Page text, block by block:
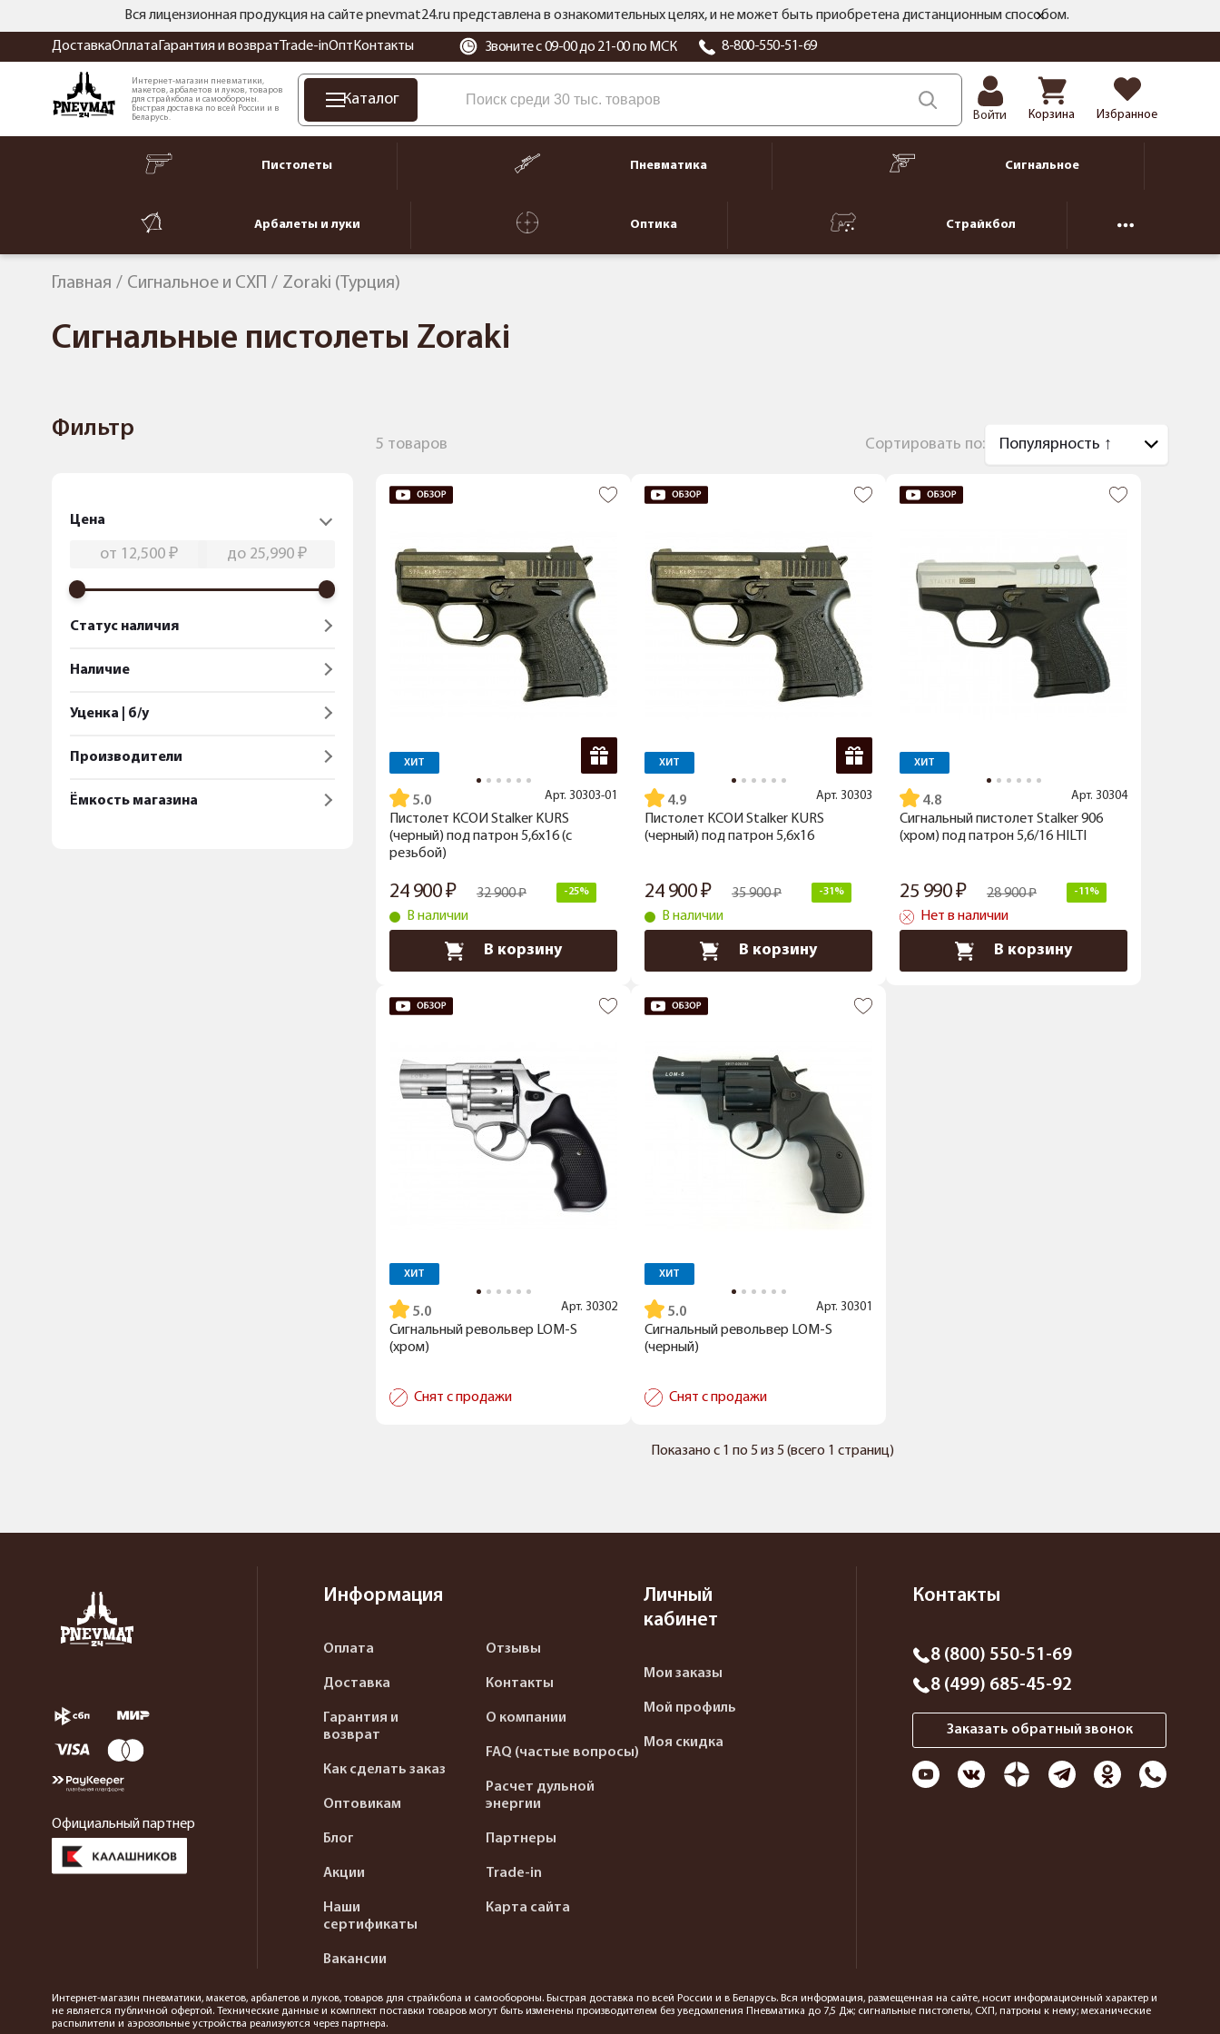
Вся лицензионная продукция на сайте pnevmat24.ru представлена в ознакомительных целях, и не может быть приобретена дистанционным способом.
ДоставкаОплата Гарантия и возврат Trade-inОпт Контакты Звоните с 09-00 до 21-00 по МСК 8-800-550-51-69
Интернет-магазин пневматики,
макетов, арбалетов и луков, товаров
для страйкбола и самообороны.
Быстрая доставка по всей России и в
Беларусь.
Каталог
Войти Корзина Избранное
Пистолеты Пневматика Сигнальное
Арбалеты и луки Оптика Страйкбол
Главная Сигнальное и СХП Zoraki (Турция)
Сигнальные пистолеты Zoraki
Фильтр
Цена
Статус наличия
Наличие
Уценка | б/у
Производители
Ёмкость магазина
5 товаров Сортировать по:
ХИТ
5.0 Арт. 30303-01
Пистолет КСОИ Stalker KURS
(черный) под патрон 5,6x16 (с
резьбой)
24 900 32 900 -25%
В наличии
В корзину
ХИТ
4.9 Арт. 30303
Пистолет КСОИ Stalker KURS
(черный) под патрон 5,6x16
24 900 35 900 -31%
В наличии
В корзину
ХИТ
4.8 Арт. 30304
Сигнальный пистолет Stalker 906
(хром) под патрон 5,6/16 HILTI
25 990 28 900 -11%
Нет в наличии
В корзину
ХИТ
5.0 Арт. 30302
Сигнальный револьвер LOM-S
(хром)
Снят с продажи
ХИТ
5.0 Арт. 30301
Сигнальный револьвер LOM-S
(черный)
Снят с продажи
Показано с 1 по 5 из 5 (всего 1 страниц)
Официальный партнер
Информация
Оплата
Доставка
Гарантия и
возврат
Как сделать заказ
Оптовикам
Блог
Акции
Наши
сертификаты
Вакансии
Отзывы
Контакты
О компании
FAQ (частые вопросы)
Расчет дульной
энергии
Партнеры
Trade-in
Карта сайта
Личный
кабинет
Мои заказы
Мой профиль
Моя скидка
Контакты
8 (800) 550-51-69
8 (499) 685-45-92
Заказать обратный звонок
Интернет-магазин пневматики, макетов, арбалетов и луков, товаров для страйкбола и самообороны. Быстрая доставка по всей России и в Беларусь. Вся информация, размещенная на сайте, носит информационный характер и
не является публичной офертой. Технические данные и комплект поставки товаров могут быть изменены производителем без уведомления Пневматика до 7,5 Дж; сигнальные пистолеты, СХП, патроны к нему; механические
распылители и аэрозольные устройства реализуются через партнера.